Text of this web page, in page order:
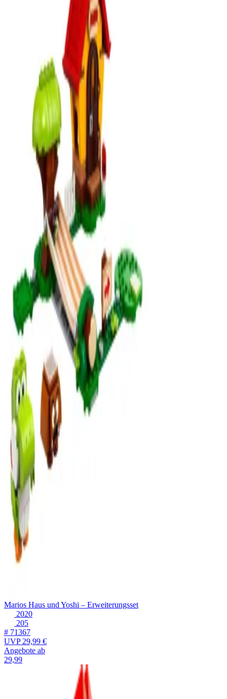
Marios Haus und Yoshi – Erweiterungsset
2020
205
# 71367
UVP29,99 €
Angebote ab
29,99